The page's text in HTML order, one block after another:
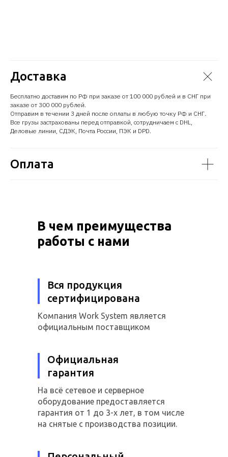
Доставка
Бесплатно доставим по РФ при заказе от 100 000 рублей и в СНГ при
заказе от 300 000 рублей.
Отправим в течении 3 дней после оплаты в любую точку РФ и СНГ.
Все грузы застрахованы перед отправкой, сотрудничаем с DHL,
Деловые линии, СДЭК, Почта России, ПЭК и DPD.
Оплата
В чем преимущества
работы с нами
Вся продукция
сертифицирована
Компания Work System является
официальным поставщиком
Официальная
гарантия
На всё сетевое и серверное
оборудование предоставляется
гарантия от 1 до 3-х лет, в том числе
на снятые с производства позиции.